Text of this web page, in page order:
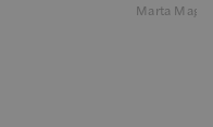
Marta